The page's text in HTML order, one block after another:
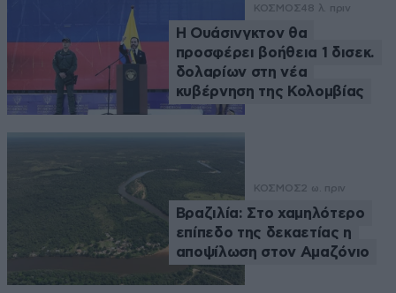
ΚΟΣΜΟΣ48 λ. πριν
Η Ουάσινγκτον θα
προσφέρει βοήθεια 1 δισεκ.
δολαρίων στη νέα
κυβέρνηση της Κολομβίας
ΚΟΣΜΟΣ2 ω. πριν
Βραζιλία: Στο χαμηλότερο
επίπεδο της δεκαετίας η
αποψίλωση στον Αμαζόνιο